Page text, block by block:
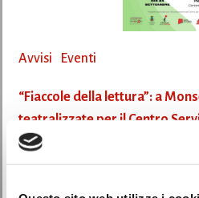
Avvisi Eventi
“Fiaccole della lettura”: a
teatralizzate per il Centro
Nell’ambito del progetto “Fiaccole della